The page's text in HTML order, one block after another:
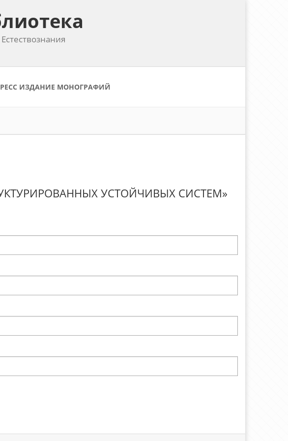
ИЗДАНИЕ МОНОГРАФИЙ
УСТОЙЧИВЫХ СИСТЕМ»